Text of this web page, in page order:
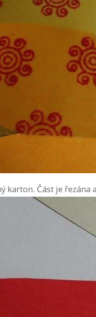
karton. Část je řezána